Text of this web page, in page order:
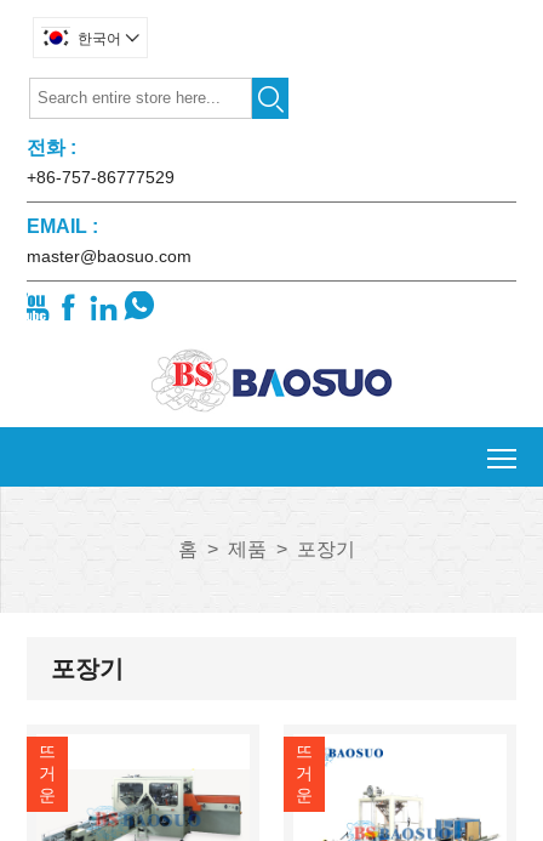
한국어 

전화 :
+86-757-86777529
EMAIL :
master@baosuo.com
   
홈 > 제품 > 포장기
포장기
뜨
거
운
뜨
거
운